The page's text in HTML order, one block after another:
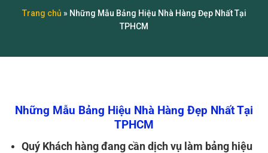
Trang chủ » Những Mẫu Bảng Hiệu Nhà Hàng Đẹp Nhất Tại
TPHCM
Những Mẫu Bảng Hiệu Nhà Hàng Đẹp Nhất Tại
TPHCM
Quý Khách hàng đang cần dịch vụ làm bảng hiệu